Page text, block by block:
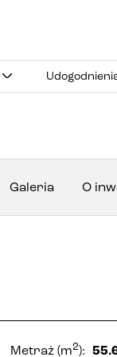
Galeria O
Metraż (m2):